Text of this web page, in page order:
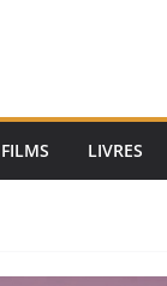
FILMS LIVRES